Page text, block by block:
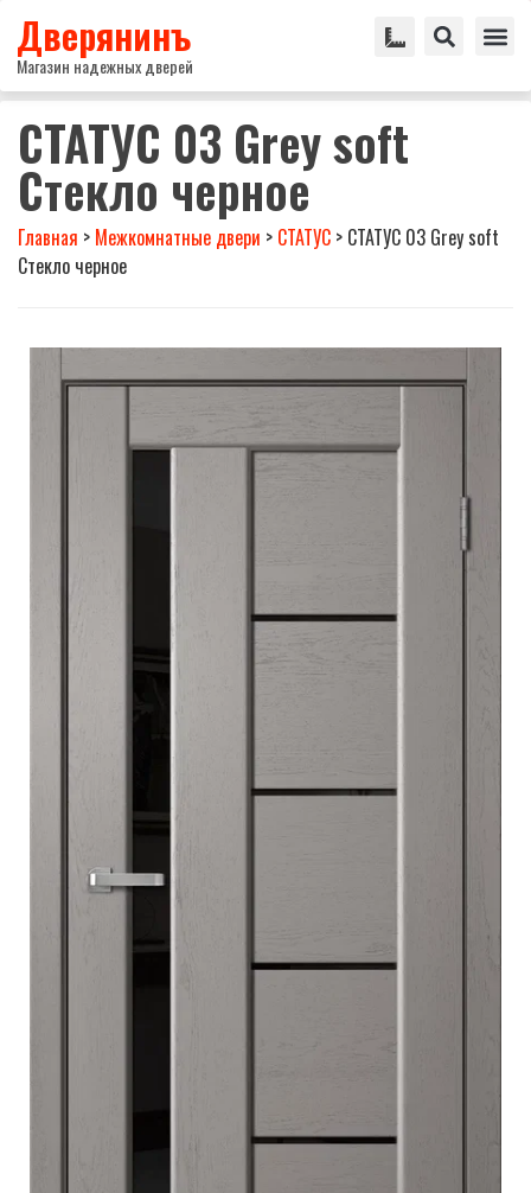
Дверянинъ
Магазин надежных дверей
СТАТУС 03 Grey soft
Стекло черное
Главная > Межкомнатные двери > СТАТУС > СТАТУС 03 Grey soft
Стекло черное